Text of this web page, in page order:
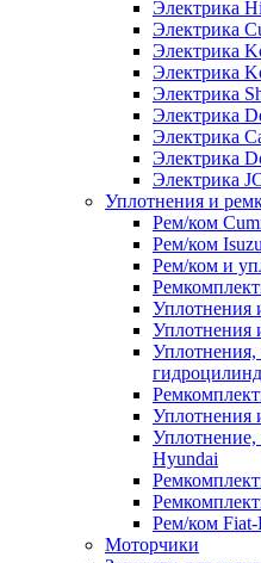
Электрика
Электрика
Электрика
Электрика
Электрика
Электрика
Электрика
Электрика
Электрика
Уплотнения и
Рем/ком
Рем/ком Isuzu
Рем/ком и
Уплотнения
Уплотнения
Уплотнения,
Уплотнения
Уплотнение,
Hyundai
Рем/ком
Моторчики